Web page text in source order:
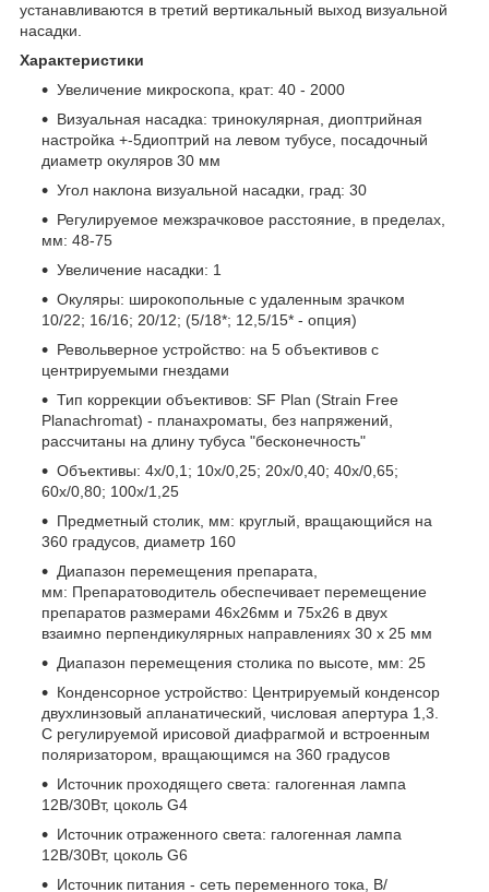
устанавливаются в третий вертикальный выход визуальной
насадки.
Характеристики
Увеличение микроскопа, крат: 40 - 2000
Визуальная насадка: тринокулярная, диоптрийная
настройка +-5диоптрий на левом тубусе, посадочный
диаметр окуляров 30 мм
Угол наклона визуальной насадки, град: 30
Регулируемое межзрачковое расстояние, в пределах,
мм: 48-75
Увеличение насадки: 1
Окуляры: широкопольные с удаленным зрачком
10/22; 16/16; 20/12; (5/18*; 12,5/15* - опция)
Револьверное устройство: на 5 объективов с
центрируемыми гнездами
Тип коррекции объективов: SF Plan (Strain Free
Planachromat) - планахроматы, без напряжений,
рассчитаны на длину тубуса "бесконечность"
Объективы: 4х/0,1; 10х/0,25; 20х/0,40; 40х/0,65;
60х/0,80; 100х/1,25
Предметный столик, мм: круглый, вращающийся на
360 градусов, диаметр 160
Диапазон перемещения препарата,
мм: Препаратоводитель обеспечивает перемещение
препаратов размерами 46х26мм и 75х26 в двух
взаимно перпендикулярных направлениях 30 х 25 мм
Диапазон перемещения столика по высоте, мм: 25
Конденсорное устройство: Центрируемый конденсор
двухлинзовый апланатический, числовая апертура 1,3.
С регулируемой ирисовой диафрагмой и встроенным
поляризатором, вращающимся на 360 градусов
Источник проходящего света: галогенная лампа
12В/30Вт, цоколь G4
Источник отраженного света: галогенная лампа
12В/30Вт, цоколь G6
Источник питания - сеть переменного тока, В/